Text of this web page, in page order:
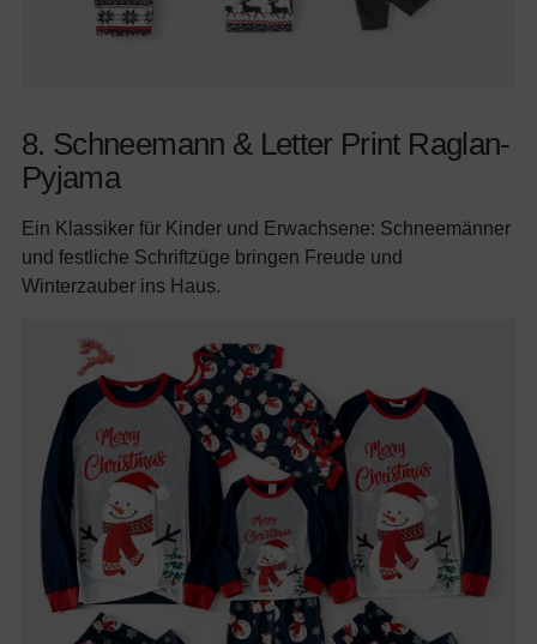
8. Schneemann & Letter Print Raglan-
Pyjama
Ein Klassiker für Kinder und Erwachsene: Schneemänner
und festliche Schriftzüge bringen Freude und
Winterzauber ins Haus.